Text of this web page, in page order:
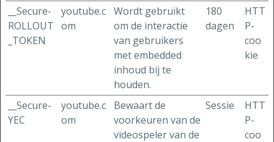
__Secure-
ROLLOUT
_TOKEN
youtube.c
om
Wordt gebruikt
om de interactie
van gebruikers
met embedded
inhoud bij te
houden.
180
dagen
HTT
P-
coo
kie
__Secure-
YEC
youtube.c
om
Bewaart de
voorkeuren van de
videospeler van de
Sessie
HTT
P-
coo